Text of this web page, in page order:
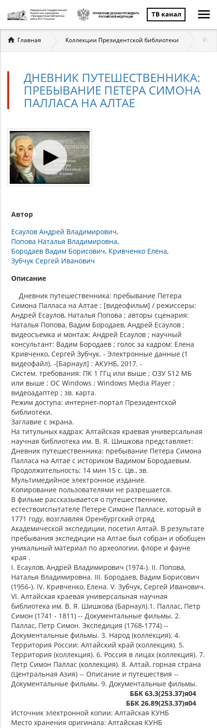
ТВ канал
Вы
здесь
Главная Коллекции Президентской библиотеки
ДНЕВНИК ПУТЕШЕСТВЕННИКА:
ПРЕБЫВАНИЕ ПЕТЕРА СИМОНА
ПАЛЛАСА НА АЛТАЕ
Автор
Есаулов Андрей Владимирович
Попова Наталья Владимировна
Бородаев Вадим Борисович Кривченко Елена
Зубчук Сергей Иванович
Описание
Дневник путешественника: пребывание Петера
Симона Палласа на Алтае : [видеофильм] / режиссеры:
Андрей Есаулов, Наталья Попова ; авторы сценария:
Наталья Попова, Вадим Бородаев, Андрей Есаулов ;
видеосъемка и монтаж: Андрей Есаулов ; научный
консультант: Вадим Бородаев ; голос за кадром: Елена
Кривченко, Сергей Зубчук. - Электронные данные (1
видеофайл). -[Барнаул] : АКУНБ, 2017. -
Систем. требования: ПК 1 ГГц или выше ; ОЗУ 512 МБ
или выше ; ОС Windows ; Windows Media Player ;
видеоадаптер ; зв. карта.
Режим доступа: интернет-портал Президентской
библиотеки.
Заглавие с экрана.
На титульных кадрах: Алтайская краевая универсальная
научная библиотека им. В. Я. Шишкова представляет:
Дневник путешественника: пребывание Петера Симона
Палласа на Алтае с историком Вадимом Бородаевым.
Продолжительность: 14 мин 15 с. Цв., зв.
Мультимедийное электронное издание.
Копирование пользователями не разрешается.
В фильме рассказывается о путешественнике,
естествоиспытателе Петере Симоне Палласе, который в
1771 году, возглавляя Оренбургский отряд
Академической экспедиции, посетил Алтай. В результате
пребывания экспедиции на Алтае был собран и обобщен
уникальный материал по археологии, флоре и фауне
края .
I. Есаулов, Андрей Владимирович (1974-). II. Попова,
Наталья Владимировна. III. Бородаев, Вадим Борисович
(1956-). IV. Кривченко, Елена. V. Зубчук, Сергей Иванович.
VI. Алтайская краевая универсальная научная
библиотека им. В. Я. Шишкова (Барнаул).1. Паллас, Петр
Симон (1741 - 1811) -- Документальные фильмы. 2.
Паллас, Петр Симон. Экспедиция (1768-1774) --
Документальные фильмы. 3. Народ (коллекция). 4.
Территория России: Алтайский край (коллекция). 5.
Территория (коллекция). 6. Россия в лицах (коллекция). 7.
Петр Симон Паллас (коллекция). 8. Алтай, горная страна
(Центральная Азия) -- Описание и путешествия --
Документальные фильмы. 9. Документальные фильмы.
ББК 63.3(253.37)я04
ББК 26.89(253.37)я04
Источник электронной копии: Алтайская КУНБ
Место хранения оригинала: Алтайская КУНБ